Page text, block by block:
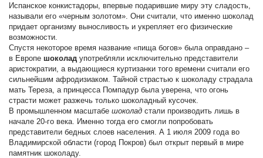
Испанское конкистадоры, впервые подарившие миру эту сладость,
называли его «черным золотом». Они считали, что именно шоколад
придает организму выносливость и укрепляет его физические
возможности.
Спустя некоторое время название «пища богов» была оправдано –
в Европе шоколад употребляли исключительно представители
аристократии, а выдающиеся куртизанки того времени считали его
сильнейшим афродизиаком. Тайной страстью к шоколаду страдала
мать Тереза, а принцесса Помпадур была уверена, что огонь
страсти может разжечь только шоколадный кусочек.
В промышленном масштабе шоколад стали производить лишь в
начале 20-го века. Именно тогда его смогли попробовать
представители бедных слоев населения. А 1 июля 2009 года во
Владимирской области (город Покров) был открыт первый в мире
памятник шоколаду.